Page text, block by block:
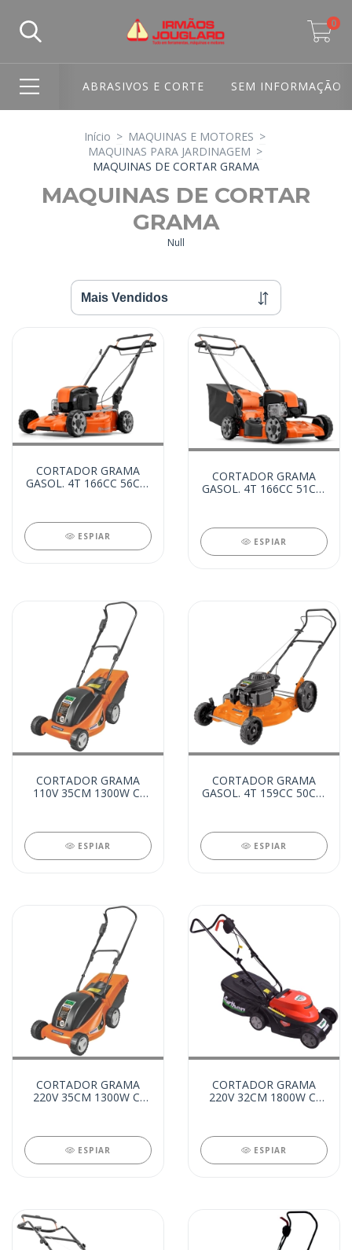
0
ABRASIVOS E CORTE SEM INFORMAÇÃO
Início > MAQUINAS E MOTORES >
MAQUINAS PARA JARDINAGEM >
MAQUINAS DE CORTAR GRAMA
MAQUINAS DE CORTAR
GRAMA
Null
CORTADOR GRAMA
GASOL. 4T 166CC 56CM
ESPIAR
CORTADOR GRAMA
GASOL. 4T 166CC 51CM
ESPIAR
CORTADOR GRAMA
110V 35CM 1300W C/
ESPIAR
CORTADOR GRAMA
GASOL. 4T 159CC 50CM
ESPIAR
CORTADOR GRAMA
220V 35CM 1300W C/
ESPIAR
CORTADOR GRAMA
220V 32CM 1800W C/
ESPIAR